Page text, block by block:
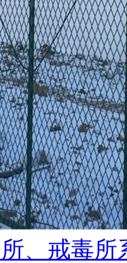
、戒毒所